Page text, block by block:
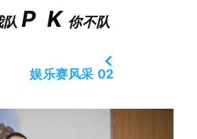
P K 你不队
娱乐赛风采 02